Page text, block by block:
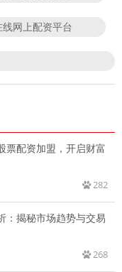
线网上配资平台
票配资加盟，开启财富
282
：揭秘市场趋势与交易
268